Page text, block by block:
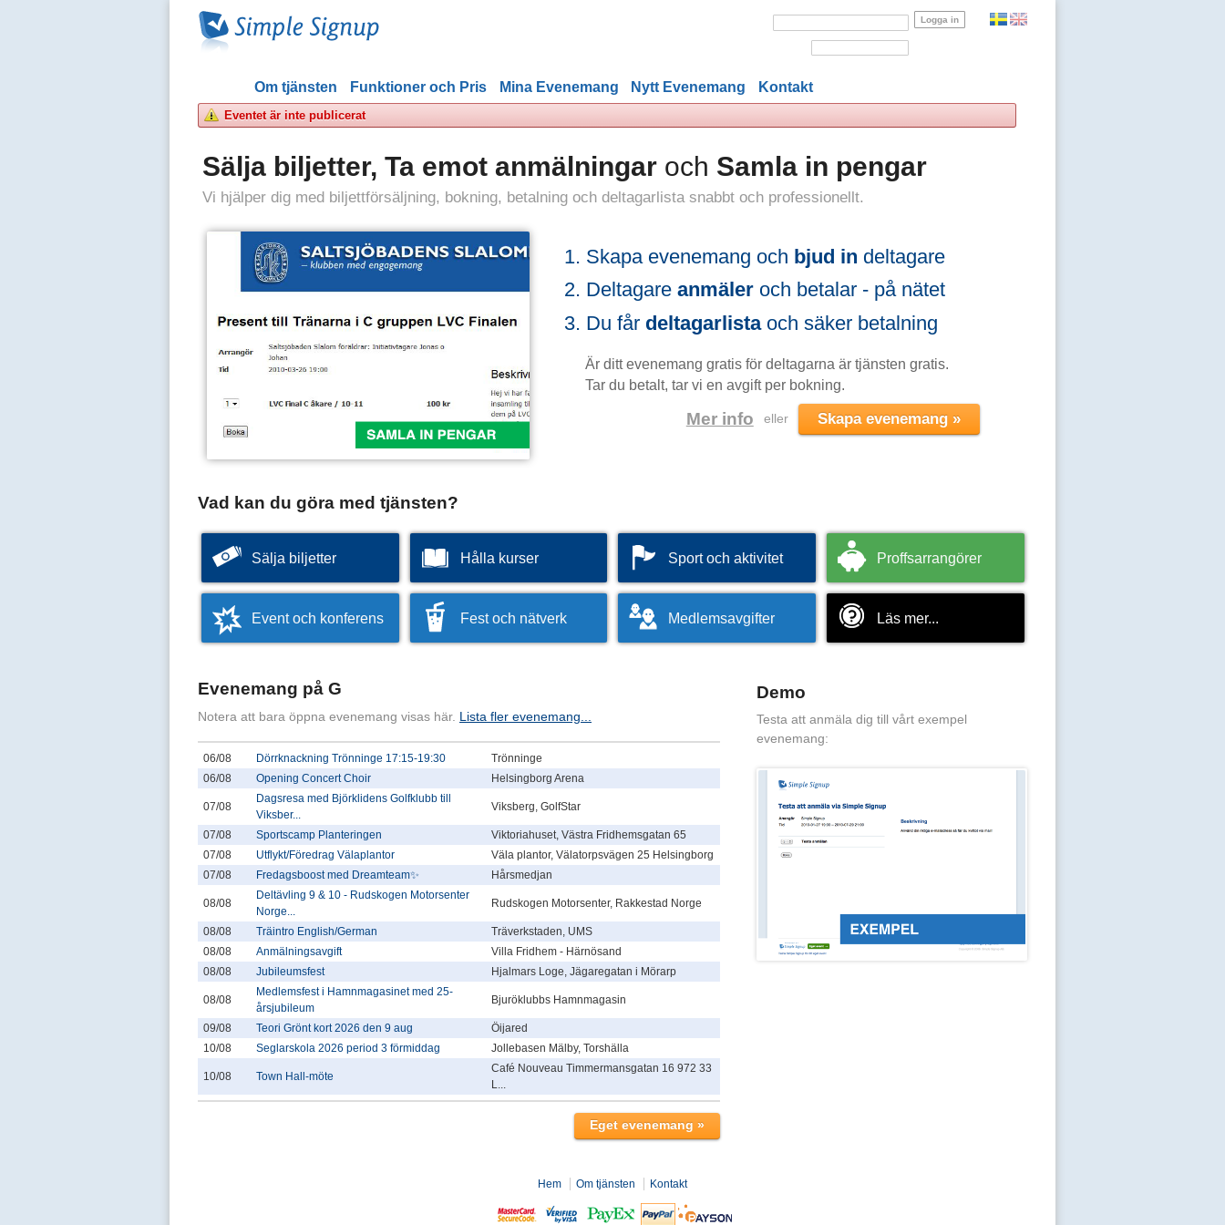
Om tjänsten Funktioner och Pris Mina Evenemang Nytt Evenemang Kontakt
Eventet är inte publicerat
Sälja biljetter, Ta emot anmälningar och Samla in pengar
Vi hjälper dig med biljettförsäljning, bokning, betalning och deltagarlista snabbt och professionellt.
Skapa evenemang och bjud in deltagare
Deltagare anmäleroch betalar - på nätet
Du får deltagarlistaoch säker betalning
Är ditt evenemang gratis för deltagarna är tjänsten gratis.
Tar du betalt, tar vi en avgift per bokning.
Mer info eller
Vad kan du göra med tjänsten?
Sälja biljetter Hålla kurser Sport och aktivitet Proffsarrangörer
Event och konferens Fest och nätverk Medlemsavgifter Läs mer...
Evenemang på G
Notera att bara öppna evenemang visas här. Lista fler evenemang...
06/08 Dörrknackning Trönninge 17:15-19:30
Trönninge
06/08
Opening Concert Choir Helsingborg Arena
07/08
Dagsresa med Björklidens Golfklubb till
Viksber...
Viksberg, GolfStar
07/08 Sportscamp Planteringen
Viktoriahuset, Västra Fridhemsgatan 65
07/08
Utflykt/Föredrag Välaplantor
Väla plantor, Välatorpsvägen 25 Helsingborg
07/08
Fredagsboost med Dreamteam✨ Hårsmedjan
08/08
Deltävling 9 & 10 - Rudskogen Motorsenter
Norge...
Rudskogen Motorsenter, Rakkestad Norge
08/08 Träintro English/German
Träverkstaden, UMS
08/08
Anmälningsavgift
Villa Fridhem - Härnösand
08/08
Jubileumsfest Hjalmars Loge, Jägaregatan i Mörarp
08/08
Medlemsfest i Hamnmagasinet med 25-
årsjubileum
Bjuröklubbs Hamnmagasin
09/08 Teori Grönt kort 2026 den 9 aug
Öijared
10/08
Seglarskola 2026 period 3 förmiddag Jollebasen Mälby, Torshälla
10/08 Town Hall-möte
Café Nouveau Timmermansgatan 16 972 33
L...
Demo
Testa att anmäla dig till vårt exempel
evenemang:
Hem Om tjänsten Kontakt